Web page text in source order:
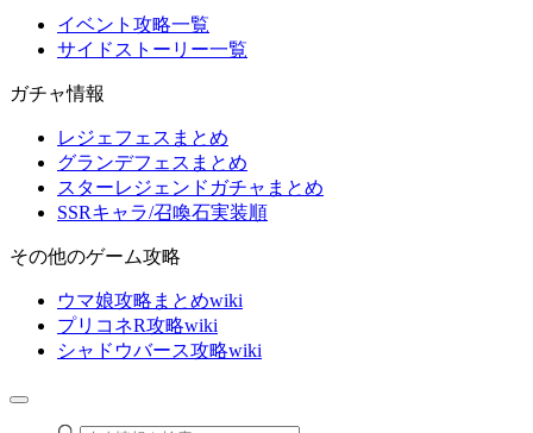
イベント攻略一覧
サイドストーリー一覧
ガチャ情報
レジェフェスまとめ
グランデフェスまとめ
スターレジェンドガチャまとめ
SSRキャラ/召喚石実装順
その他のゲーム攻略
ウマ娘攻略まとめwiki
プリコネR攻略wiki
シャドウバース攻略wiki